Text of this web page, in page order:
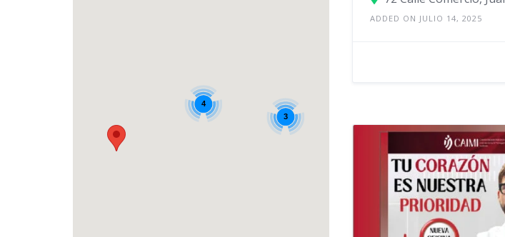
4
3
ADDED ON JULIO 14, 2025